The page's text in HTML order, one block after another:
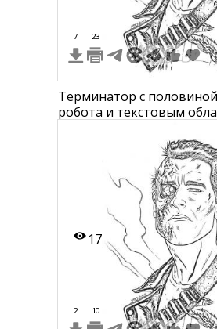
7 23
Терминатор с
робота и текстовым
17
2 10